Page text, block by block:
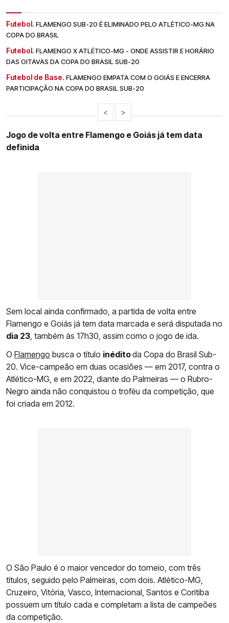
Futebol. FLAMENGO SUB-20 É ELIMINADO PELO ATLÉTICO-MG NA
COPA DO BRASIL
Futebol. FLAMENGO X ATLÉTICO-MG - ONDE ASSISTIR E HORÁRIO
DAS OITAVAS DA COPA DO BRASIL SUB-20
Futebol de Base. FLAMENGO EMPATA COM O GOIÁS E ENCERRA
PARTICIPAÇÃO NA COPA DO BRASIL SUB-20
< >
Jogo de volta entre Flamengo e Goiás já tem data
definida
Sem local ainda confirmado, a partida de volta entre
Flamengo e Goiás já tem data marcada e será disputada no
dia 23, também às 17h30, assim como o jogo de ida.
O Flamengo busca o título inéditoda Copa do Brasil Sub-
20. Vice-campeão em duas ocasiões — em 2017, contra o
Atlético-MG, e em 2022, diante do Palmeiras — o Rubro-
Negro ainda não conquistou o troféu da competição, que
foi criada em 2012.
O São Paulo é o maior vencedor do torneio, com três
títulos, seguido pelo Palmeiras, com dois. Atlético-MG,
Cruzeiro, Vitória, Vasco, Internacional, Santos e Coritiba
possuem um título cada e completam a lista de campeões
da competição.